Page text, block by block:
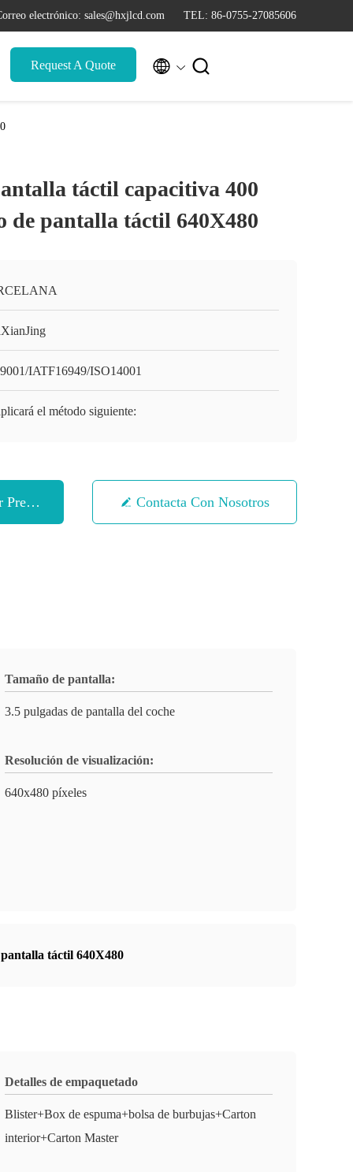
electrónico: sales@hxjlcd.com TEL: 86-0755-27085606
Request A Quote  
táctil capacitiva 400
de pantalla táctil 640X480
IATF16949/ISO14001
el método siguiente:
Contacta Con Nosotros
Tamaño de pantalla:
3.5 pulgadas de pantalla del coche
Resolución de visualización:
640x480 píxeles
táctil 640X480
Detalles de empaquetado
Blister+Box de espuma+bolsa de burbujas+Carton
interior+Carton Master